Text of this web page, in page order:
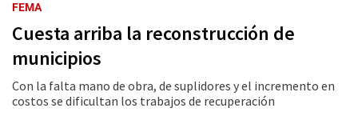
FEMA
Cuesta arriba la reconstrucción de
municipios
Con la falta mano de obra, de suplidores y el incremento en
costos se dificultan los trabajos de recuperación